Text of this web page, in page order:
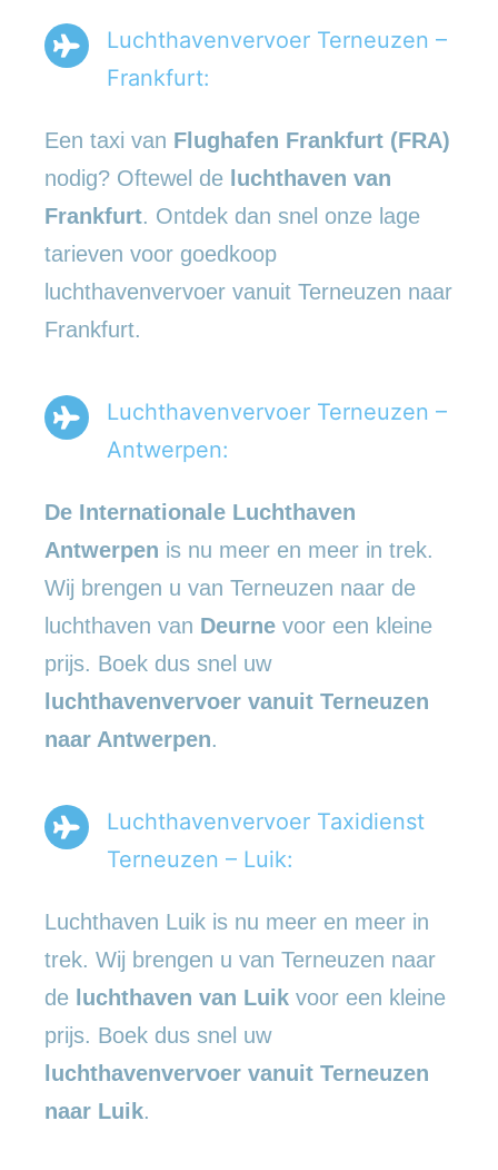
Luchthavenvervoer Terneuzen –
Frankfurt:
Een taxi van Flughafen Frankfurt (FRA)
nodig? Oftewel de luchthaven van
Frankfurt. Ontdek dan snel onze lage
tarieven voor goedkoop
luchthavenvervoer vanuit Terneuzen naar
Frankfurt.
Luchthavenvervoer Terneuzen –
Antwerpen:
De Internationale Luchthaven
Antwerpen is nu meer en meer in trek.
Wij brengen u van Terneuzen naar de
luchthaven van Deurne voor een kleine
prijs. Boek dus snel uw
luchthavenvervoer vanuit Terneuzen
naar Antwerpen.
Luchthavenvervoer Taxidienst
Terneuzen – Luik:
Luchthaven Luik is nu meer en meer in
trek. Wij brengen u van Terneuzen naar
de luchthaven van Luik voor een kleine
prijs. Boek dus snel uw
luchthavenvervoer vanuit Terneuzen
naar Luik.